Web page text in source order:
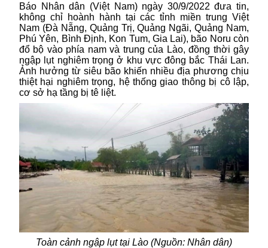
Báo Nhân dân (Việt Nam) ngày 30/9/2022 đưa tin,
không chỉ hoành hành tại các tỉnh miền trung Việt
Nam (Đà Nẵng, Quảng Trị, Quảng Ngãi, Quảng Nam,
Phú Yên, Bình Định, Kon Tum, Gia Lai), bão Noru còn
đổ bộ vào phía nam và trung của Lào, đồng thời gây
ngập lụt nghiêm trọng ở khu vực đông bắc Thái Lan.
Ảnh hưởng từ siêu bão khiến nhiều địa phương chịu
thiệt hại nghiêm trọng, hệ thống giao thông bị cô lập,
cơ sở hạ tầng bị tê liệt.
Toàn cảnh ngập lụt tại Lào (Nguồn: Nhân dân)